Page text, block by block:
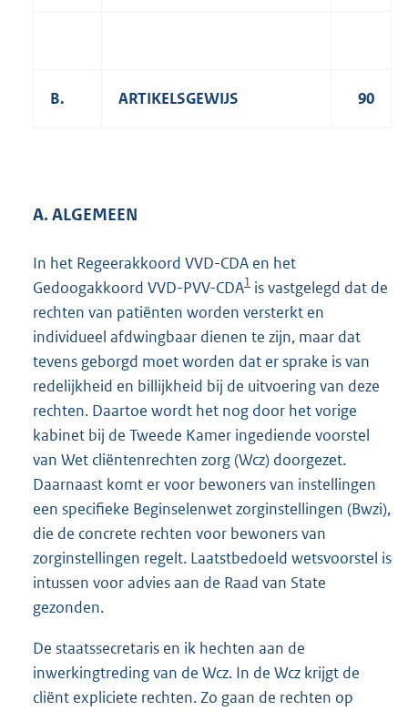
B. ARTIKELSGEWIJS 90
A. ALGEMEEN
In het Regeerakkoord VVD-CDA en het
Gedoogakkoord VVD-PVV-CDA1 is vastgelegd dat de
rechten van patiënten worden versterkt en
individueel afdwingbaar dienen te zijn, maar dat
tevens geborgd moet worden dat er sprake is van
redelijkheid en billijkheid bij de uitvoering van deze
rechten. Daartoe wordt het nog door het vorige
kabinet bij de Tweede Kamer ingediende voorstel
van Wet cliëntenrechten zorg (Wcz) doorgezet.
Daarnaast komt er voor bewoners van instellingen
een specifieke Beginselenwet zorginstellingen (Bwzi),
die de concrete rechten voor bewoners van
zorginstellingen regelt. Laatstbedoeld wetsvoorstel is
intussen voor advies aan de Raad van State
gezonden.
De staatssecretaris en ik hechten aan de
inwerkingtreding van de Wcz. In de Wcz krijgt de
cliënt expliciete rechten. Zo gaan de rechten op